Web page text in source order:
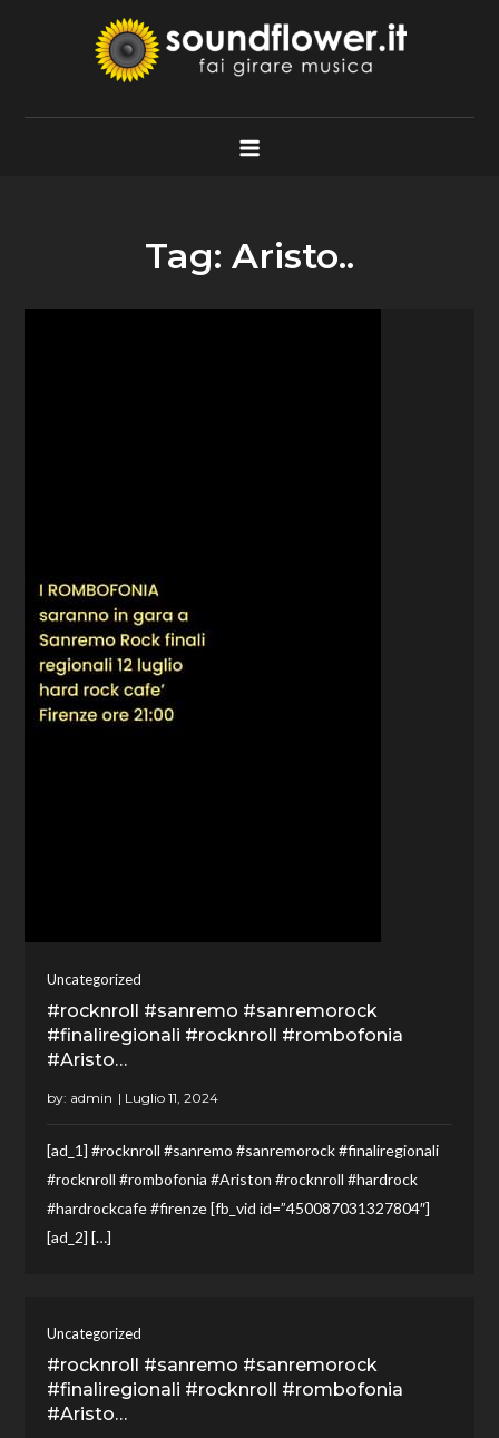
Soundflower.it
Fai Girare Musica
Tag: Aristo..
Uncategorized
#rocknroll #sanremo #sanremorock
#finaliregionali #rocknroll #rombofonia
#Aristo…
by: admin
[ad_1] #rocknroll #sanremo #sanremorock #finaliregionali
#rocknroll #rombofonia #Ariston #rocknroll #hardrock
#hardrockcafe #firenze [fb_vid id=”450087031327804″]
[ad_2] […]
Uncategorized
#rocknroll #sanremo #sanremorock
#finaliregionali #rocknroll #rombofonia
#Aristo…